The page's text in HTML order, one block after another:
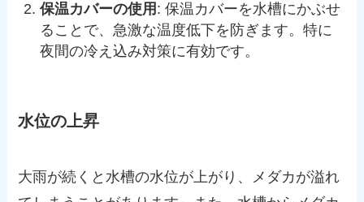
保温カバーの使用 : 保温カバーを水槽にかぶせ
ることで、急激な温度低下を防ぎます。特に
夜間の冷え込み対策に有効です。
水位の上昇
大雨が続くと水槽の水位が上がり、メダカが溢れ